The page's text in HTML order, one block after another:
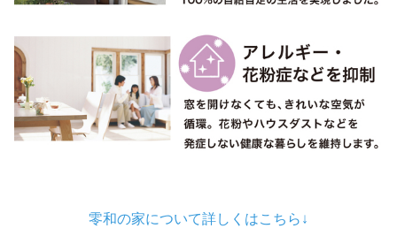
零和の家について詳しくはこちら↓